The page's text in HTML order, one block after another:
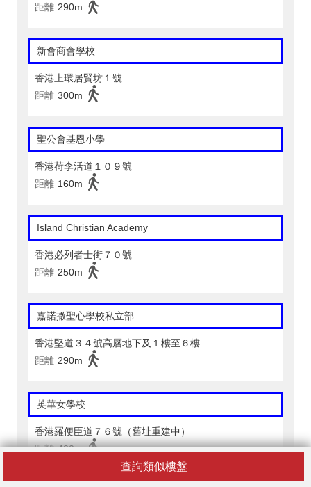
查詢類似樓盤
距離 290m
新會商會學校
香港上環居賢坊１號
距離 300m
聖公會基恩小學
香港荷李活道１０９號
距離 160m
Island Christian Academy
香港必列者士街７０號
距離 250m
嘉諾撒聖心學校私立部
香港堅道３４號高層地下及１樓至６樓
距離 290m
英華女學校
香港羅便臣道７６號（舊址重建中）
距離 420m